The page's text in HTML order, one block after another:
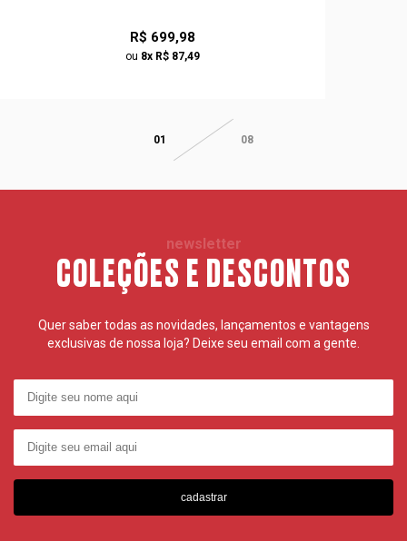
R$ 699,98
ou 8x R$ 87,49
01 08
newsletter
COLEÇÕES E DESCONTOS
Quer saber todas as novidades, lançamentos e vantagens
exclusivas de nossa loja? Deixe seu email com a gente.
cadastrar